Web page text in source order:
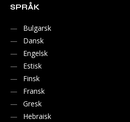
SPRÅK
Bulgarsk
Dansk
Engelsk
Estisk
Finsk
Fransk
Gresk
Hebraisk